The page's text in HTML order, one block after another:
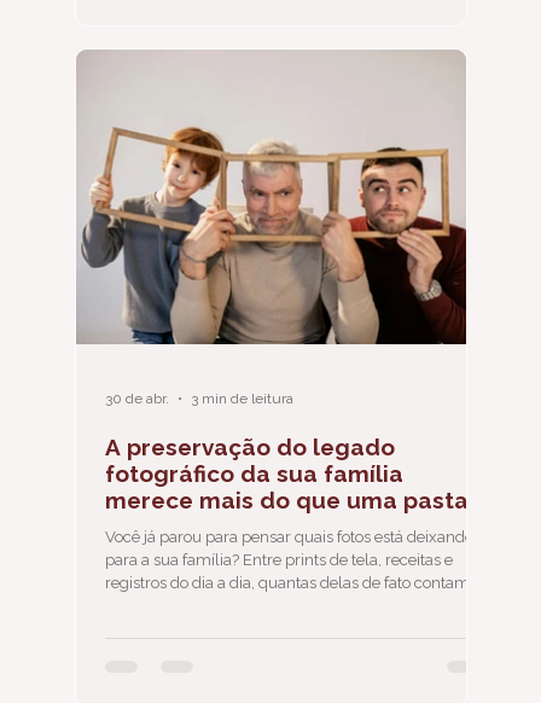
A preservação do legado
fotográfico da sua família
merece mais do que uma pasta
chamada 'Fotos'
Você já parou para pensar quais fotos está deixando
para a sua família? Entre prints de tela, receitas e
registros do dia a dia, quantas delas de fato contam a
30 de abr. 3 min de leitura